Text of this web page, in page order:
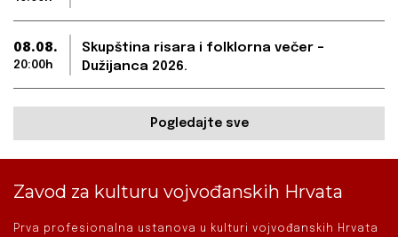
08.08.
20:00h
Skupština risara i folklorna večer –
Dužijanca 2026.
Pogledajte sve
Zavod za kulturu vojvođanskih Hrvata
Prva profesionalna ustanova u kulturi vojvođanskih Hrvata